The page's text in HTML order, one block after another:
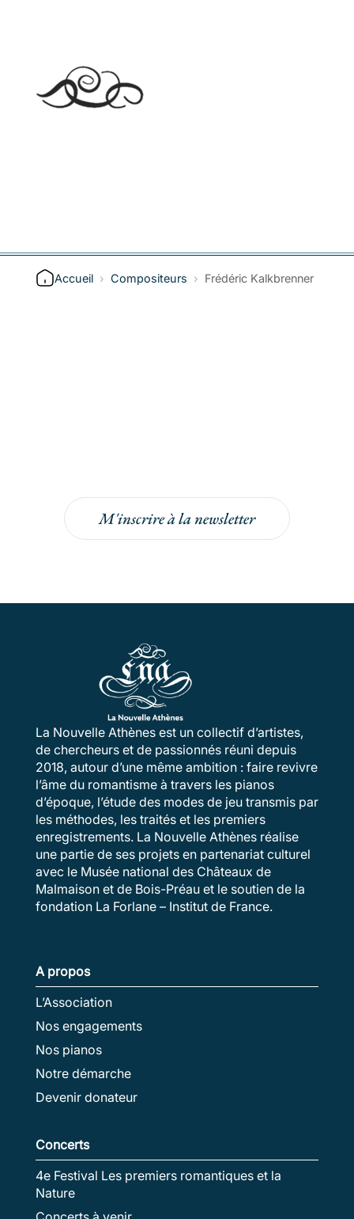
Accueil › Compositeurs › Frédéric Kalkbrenner
M'inscrire à la newsletter
La Nouvelle Athènes est un collectif d’artistes,
de chercheurs et de passionnés réuni depuis
2018, autour d’une même ambition : faire revivre
l’âme du romantisme à travers les pianos
d’époque, l’étude des modes de jeu transmis par
les méthodes, les traités et les premiers
enregistrements. La Nouvelle Athènes réalise
une partie de ses projets en partenariat culturel
avec le Musée national des Châteaux de
Malmaison et de Bois-Préau et le soutien de la
fondation La Forlane – Institut de France.
A propos
L’Association
Nos engagements
Nos pianos
Notre démarche
Devenir donateur
Concerts
4e Festival Les premiers romantiques et la
Nature